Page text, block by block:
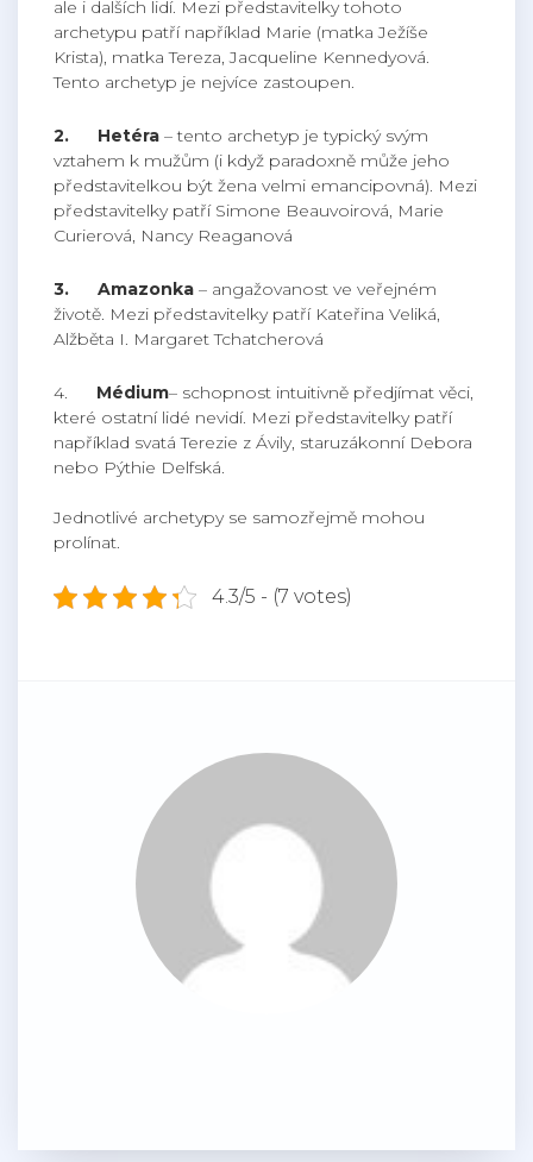
ale i dalších lidí. Mezi představitelky tohoto
archetypu patří například Marie (matka Ježíše
Krista), matka Tereza, Jacqueline Kennedyová.
Tento archetyp je nejvíce zastoupen.
2. Hetéra – tento archetyp je typický svým
vztahem k mužům (i když paradoxně může jeho
představitelkou být žena velmi emancipovná). Mezi
představitelky patří Simone Beauvoirová, Marie
Curierová, Nancy Reaganová
3. Amazonka – angažovanost ve veřejném
životě. Mezi představitelky patří Kateřina Veliká,
Alžběta I. Margaret Tchatcherová
4. Médium– schopnost intuitivně předjímat věci,
které ostatní lidé nevidí. Mezi představitelky patří
například svatá Terezie z Ávily, staruzákonní Debora
nebo Pýthie Delfská.
Jednotlivé archetypy se samozřejmě mohou
prolínat.
4.3/5 - (7 votes)